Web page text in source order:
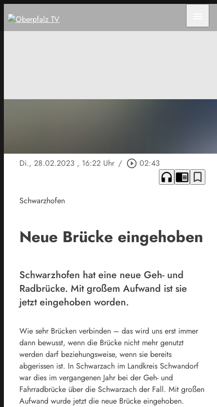
Di., 28.02.2023 , 16:22 Uhr / play_circle_outline 02:43
headphones chrome_reader_mode bookmark_border
Schwarzhofen
Neue Brücke eingehoben
Schwarzhofen hat eine neue Geh- und
Radbrücke. Mit großem Aufwand ist sie
jetzt eingehoben worden.
Wie sehr Brücken verbinden – das wird uns erst immer
dann bewusst, wenn die Brücke nicht mehr genutzt
werden darf beziehungsweise, wenn sie bereits
abgerissen ist. In Schwarzach im Landkreis Schwandorf
war dies im vergangenen Jahr bei der Geh- und
Fahrradbrücke über die Schwarzach der Fall. Mit großen
Aufwand wurde jetzt die neue Brücke eingehoben.